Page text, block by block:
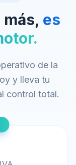
es
de la
y lleva tu
control total.